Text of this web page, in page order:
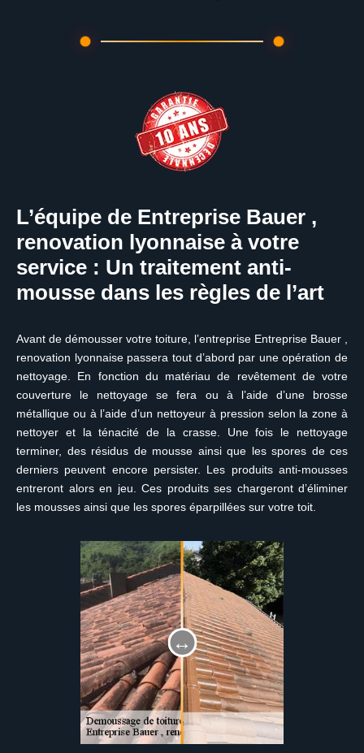
L’équipe de Entreprise Bauer ,
renovation lyonnaise à votre
service : Un traitement anti-
mousse dans les règles de l’art
Avant de démousser votre toiture, l’entreprise Entreprise Bauer ,
renovation lyonnaise passera tout d’abord par une opération de
nettoyage. En fonction du matériau de revêtement de votre
couverture le nettoyage se fera ou à l’aide d’une brosse
métallique ou à l’aide d’un nettoyeur à pression selon la zone à
nettoyer et la ténacité de la crasse. Une fois le nettoyage
terminer, des résidus de mousse ainsi que les spores de ces
derniers peuvent encore persister. Les produits anti-mousses
entreront alors en jeu. Ces produits ses chargeront d’éliminer
les mousses ainsi que les spores éparpillées sur votre toit.